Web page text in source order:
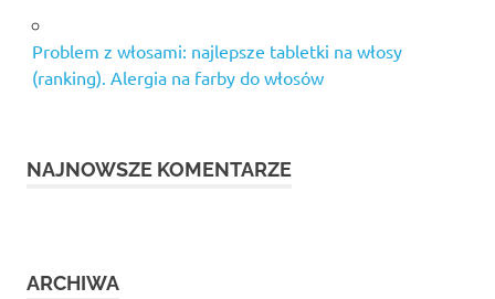
Problem z włosami: najlepsze tabletki na włosy
(ranking). Alergia na farby do włosów
NAJNOWSZE KOMENTARZE
ARCHIWA